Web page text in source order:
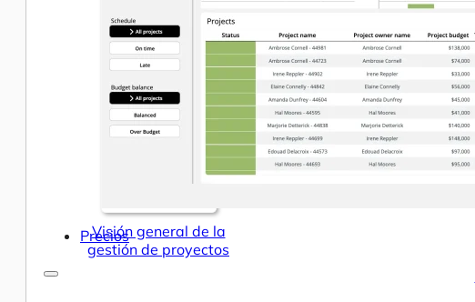
Nuestros servicios
Inteligencia empresarial
Analítica avanzada y ML
Precios
Visión general de la
gestión de proyectos